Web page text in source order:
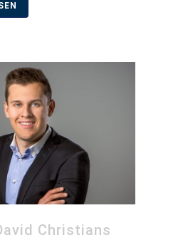
Christians